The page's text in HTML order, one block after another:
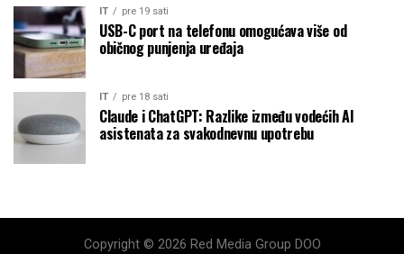
IT pre 19 sati
USB-C port na telefonu omogućava više od
običnog punjenja uređaja
IT pre 18 sati
Claude i ChatGPT: Razlike između vodećih AI
asistenata za svakodnevnu upotrebu
Copyright © 2026 Red Media Group DOO